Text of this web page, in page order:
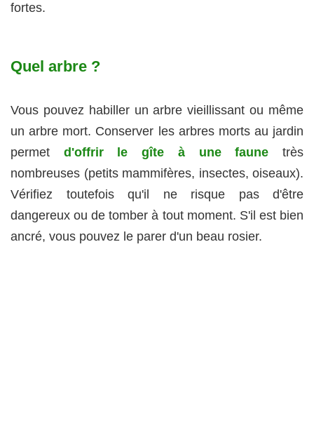
fortes.
Quel arbre ?
Vous pouvez habiller un arbre vieillissant ou même
un arbre mort. Conserver les arbres morts au jardin
permet d'offrir le gîte à une faune très
nombreuses (petits mammifères, insectes, oiseaux).
Vérifiez toutefois qu'il ne risque pas d'être
dangereux ou de tomber à tout moment. S'il est bien
ancré, vous pouvez le parer d'un beau rosier.